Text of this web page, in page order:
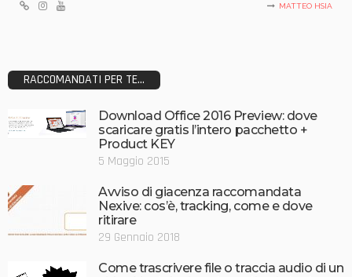
MATTEO HSIA
RACCOMANDATI PER TE...
Download Office 2016 Preview: dove
scaricare gratis l’intero pacchetto +
Product KEY
5 Maggio 2015
Avviso di giacenza raccomandata
Nexive: cos’è, tracking, come e dove
ritirare
29 Gennaio 2018
Come trascrivere file o traccia audio di un